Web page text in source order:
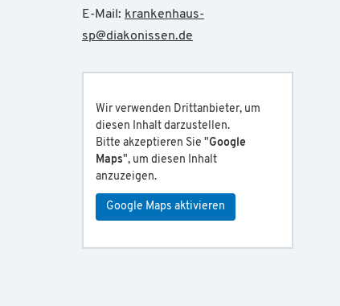
E-Mail: krankenhaus-
sp@diakonissen.de
Wir verwenden Drittanbieter, um
diesen Inhalt darzustellen.
Bitte akzeptieren Sie "Google
Maps", um diesen Inhalt
anzuzeigen.
Google Maps aktivieren